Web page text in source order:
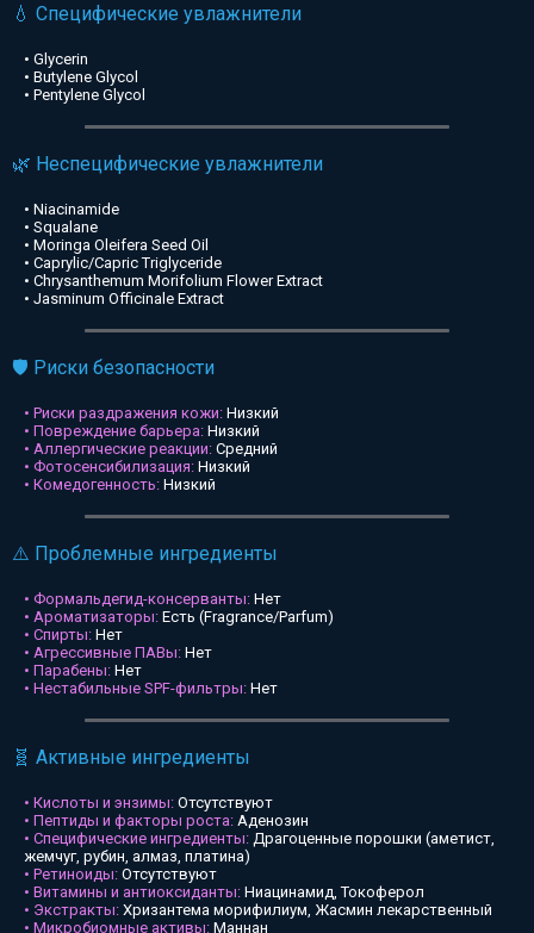
💧 Специфические увлажнители
• Glycerin
• Butylene Glycol
• Pentylene Glycol
🌿 Неспецифические увлажнители
• Niacinamide
• Squalane
• Moringa Oleifera Seed Oil
• Caprylic/Capric Triglyceride
• Chrysanthemum Morifolium Flower Extract
• Jasminum Officinale Extract
🛡️ Риски безопасности
• Риски раздражения кожи: Низкий
• Повреждение барьера: Низкий
• Аллергические реакции: Средний
• Фотосенсибилизация: Низкий
• Комедогенность: Низкий
⚠️ Проблемные ингредиенты
• Формальдегид-консерванты: Нет
• Ароматизаторы: Есть (Fragrance/Parfum)
• Спирты: Нет
• Агрессивные ПАВы: Нет
• Парабены: Нет
• Нестабильные SPF-фильтры: Нет
🧬 Активные ингредиенты
• Кислоты и энзимы: Отсутствуют
• Пептиды и факторы роста: Аденозин
• Специфические ингредиенты: Драгоценные порошки (аметист,
жемчуг, рубин, алмаз, платина)
• Ретиноиды: Отсутствуют
• Витамины и антиоксиданты: Ниацинамид, Токоферол
• Экстракты: Хризантема морифилиум, Жасмин лекарственный
• Микробиомные активы: Маннан